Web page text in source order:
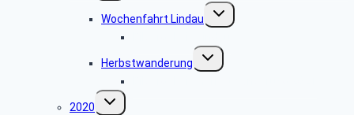
Wochenfahrt Lindau
Untermenü
umschalten
Herbstwanderung
Untermenü
umschalten
2020
Untermenü
umschalten